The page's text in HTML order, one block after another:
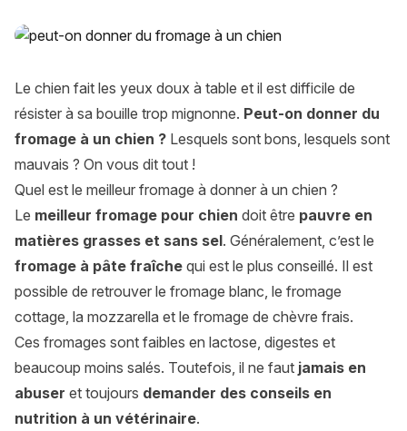
Peut-on donner du fromage à un chien ?
Le chien fait les yeux doux à table et il est difficile de
résister à sa bouille trop mignonne. Peut-on donner du
fromage à un chien ? Lesquels sont bons, lesquels sont
mauvais ? On vous dit tout !
Quel est le meilleur fromage à donner à un chien ?
Le meilleur fromage pour chien doit être pauvre en
matières grasses et sans sel. Généralement, c’est le
fromage à pâte fraîche qui est le plus conseillé. Il est
possible de retrouver le fromage blanc, le fromage
cottage, la mozzarella et le fromage de chèvre frais.
Ces fromages sont faibles en lactose, digestes et
beaucoup moins salés. Toutefois, il ne faut jamais en
abuser et toujours demander des conseils en
nutrition à un vétérinaire.